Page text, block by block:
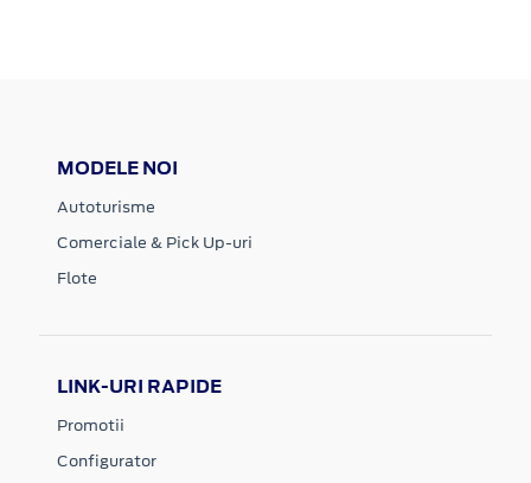
MODELE NOI
Autoturisme
Comerciale & Pick Up-uri
Flote
LINK-URI RAPIDE
Promotii
Configurator